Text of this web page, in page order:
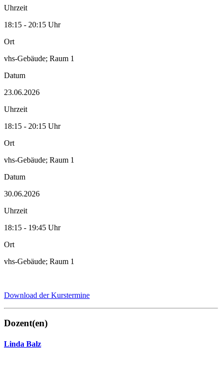
Uhrzeit
18:15 - 20:15 Uhr
Ort
vhs-Gebäude; Raum 1
Datum
23.06.2026
Uhrzeit
18:15 - 20:15 Uhr
Ort
vhs-Gebäude; Raum 1
Datum
30.06.2026
Uhrzeit
18:15 - 19:45 Uhr
Ort
vhs-Gebäude; Raum 1
Download der Kurstermine
Dozent(en)
Linda Balz